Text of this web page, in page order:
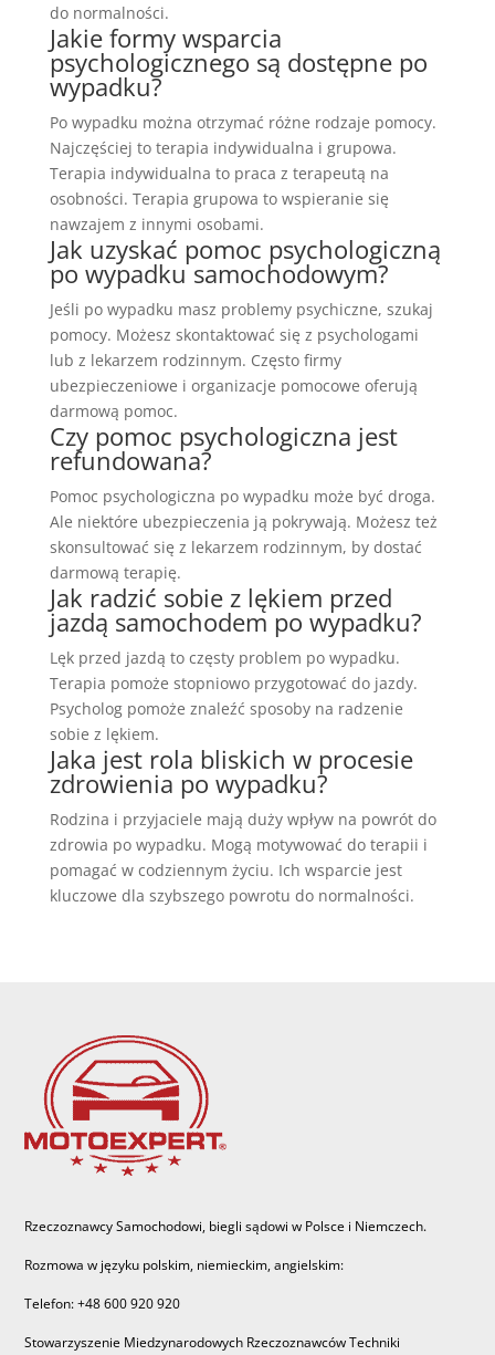
do normalności.
Jakie formy wsparcia
psychologicznego są dostępne po
wypadku?
Po wypadku można otrzymać różne rodzaje pomocy.
Najczęściej to terapia indywidualna i grupowa.
Terapia indywidualna to praca z terapeutą na
osobności. Terapia grupowa to wspieranie się
nawzajem z innymi osobami.
Jak uzyskać pomoc psychologiczną
po wypadku samochodowym?
Jeśli po wypadku masz problemy psychiczne, szukaj
pomocy. Możesz skontaktować się z psychologami
lub z lekarzem rodzinnym. Często firmy
ubezpieczeniowe i organizacje pomocowe oferują
darmową pomoc.
Czy pomoc psychologiczna jest
refundowana?
Pomoc psychologiczna po wypadku może być droga.
Ale niektóre ubezpieczenia ją pokrywają. Możesz też
skonsultować się z lekarzem rodzinnym, by dostać
darmową terapię.
Jak radzić sobie z lękiem przed
jazdą samochodem po wypadku?
Lęk przed jazdą to częsty problem po wypadku.
Terapia pomoże stopniowo przygotować do jazdy.
Psycholog pomoże znaleźć sposoby na radzenie
sobie z lękiem.
Jaka jest rola bliskich w procesie
zdrowienia po wypadku?
Rodzina i przyjaciele mają duży wpływ na powrót do
zdrowia po wypadku. Mogą motywować do terapii i
pomagać w codziennym życiu. Ich wsparcie jest
kluczowe dla szybszego powrotu do normalności.
Rzeczoznawcy Samochodowi, biegli sądowi w Polsce i Niemczech.
Rozmowa w języku polskim, niemieckim, angielskim:
Telefon: +48 600 920 920
Stowarzyszenie Miedzynarodowych Rzeczoznawców Techniki